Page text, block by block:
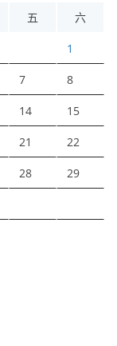
五 六
1
7 8
14 15
21 22
28 29